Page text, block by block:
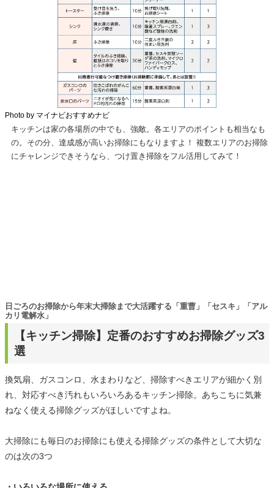
Photo by マイナビおすすめナビ
キッチンは家の各場所の中でも、強敵。各エリアのポイントも相当なも
の。その分、達成感が高いお掃除にもなりますよ！ 複数エリアのお掃除
にチャレンジできそうなら、つけ置き掃除をフル活用してみて！
【キッチン掃除】定番のおすすめお掃除グッズ3
選
日ごろのお掃除から年末大掃除まで大活躍する「重曹」「セスキ」「アル
カリ電解水」
換気扇、ガスコンロ、水まわりなど、掃除すべきエリアが細かく別
れ、対応すべき汚れもいろいろあるキッチン掃除。あちこちに気兼
ねなく使える掃除グッズがほしいですよね。
大掃除にも毎日のお掃除にも使える掃除グッズの条件として大切な
のは次の3つ